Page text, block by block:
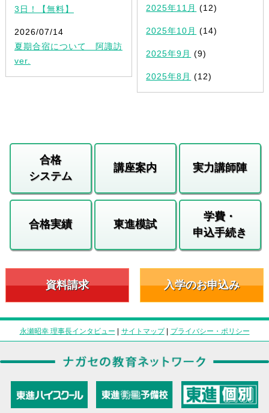
3日！【無料】
2026/07/14
夏期合宿について 阿諏訪
ver.
2025年11月 (12)
2025年10月 (14)
2025年9月 (9)
2025年8月 (12)
合格
システム
講座案内 実力講師陣
合格実績 東進模試
学費・
申込手続き
資料請求 入学のお申込み
永瀬昭幸 理事長インタビュー | サイトマップ| プライバシー・ポリシー